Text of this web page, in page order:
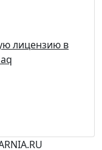
лицензию в